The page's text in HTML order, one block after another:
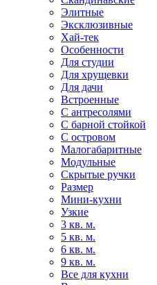
Элитные
Эксклюзивные
Хай-тек
Особенности
Для студии
Для хрущевки
Для дачи
Встроенные
С антресолями
С барной стойкой
С островом
Малогабаритные
Модульные
Скрытые ручки
Размер
Мини-кухни
Узкие
3 кв. м.
5 кв. м.
6 кв. м.
9 кв. м.
Все для кухни